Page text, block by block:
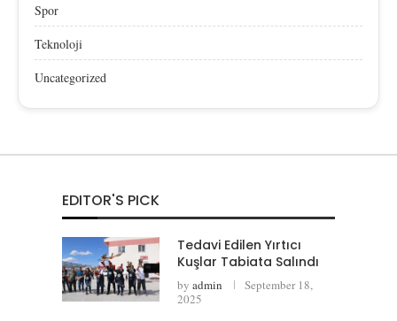
Spor
Teknoloji
Uncategorized
EDITOR'S PICK
Tedavi Edilen Yırtıcı
Kuşlar Tabiata Salındı
by admin
September 18,
2025